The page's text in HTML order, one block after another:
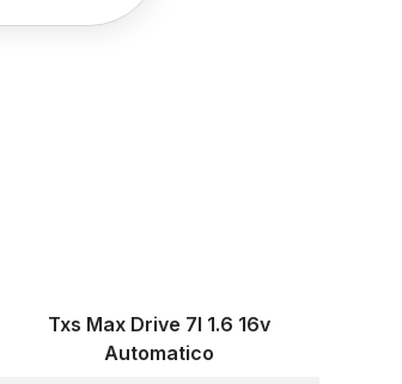
Txs Max Drive 7l 1.6 16v
Automatico